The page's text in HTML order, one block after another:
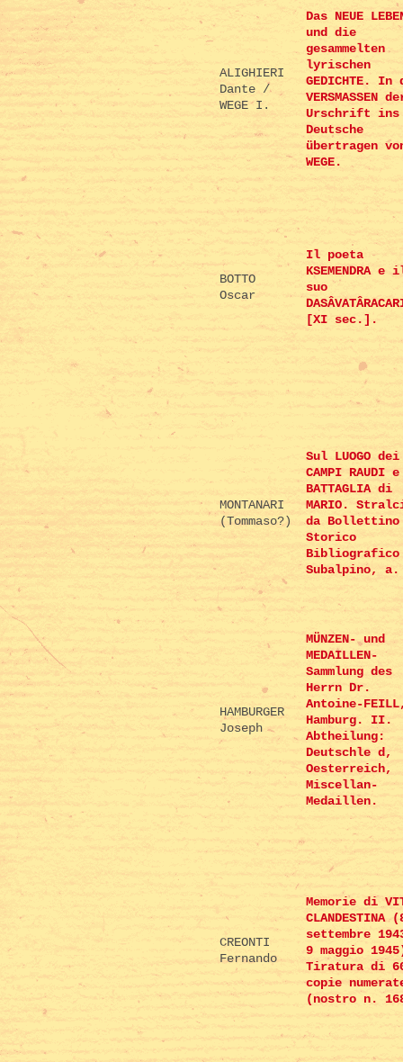
ALIGHIERI
Dante /
WEGE I.
Das NEUE
und die
gesammelten
lyrischen
GEDICHTE. In
VERSMASSEN
Urschrift ins
Deutsche
übertragen
WEGE.
BOTTO
Oscar
Il poeta
KSEMENDRA e
suo
[XI sec.].
MONTANARI
(Tommaso?)
Sul LUOGO dei
CAMPI RAUDI
BATTAGLIA di
MARIO.
da Bollettino
Storico
Bibliografico
Subalpino,
HAMBURGER
Joseph
MÜNZEN- und
MEDAILLEN-
Sammlung des
Herrn Dr.
Antoine-
Hamburg. II.
Abtheilung:
Deutschle d,
Oesterreich,
Miscellan-
Medaillen.
CREONTI
Fernando
Memorie di
CLANDESTINA
settembre
9 maggio
Tiratura di
copie
(nostro n.